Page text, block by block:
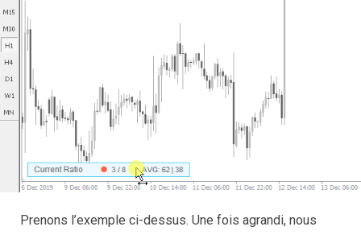
Prenons l’exemple ci-dessus. Une fois agrandi, nous